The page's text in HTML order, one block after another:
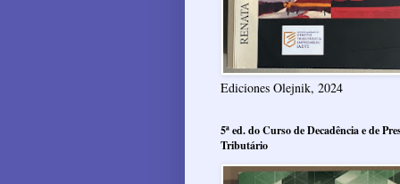
Ediciones Olejnik, 2024
5ª ed. do Curso de Decadência e de
Tributário